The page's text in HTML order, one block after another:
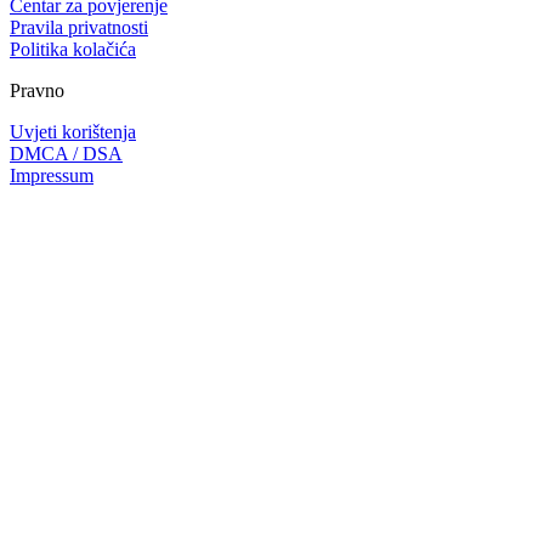
Centar za povjerenje
Pravila privatnosti
Politika kolačića
Pravno
Uvjeti korištenja
DMCA / DSA
Impressum